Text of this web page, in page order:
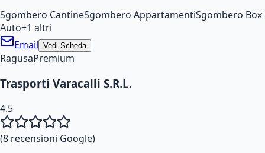
Sgombero CantineSgombero AppartamentiSgombero Box
Auto+1 altri
Email Vedi Scheda
RagusaPremium
Trasporti Varacalli S.R.L.
4.5
(8 recensioni Google)